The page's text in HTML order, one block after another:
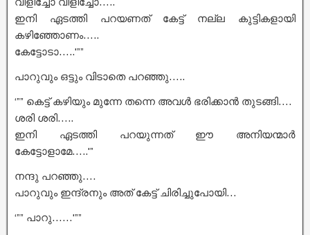
ഇനി ഏടത്തി പറയണത് കേട്ട് നല്ല കുട്ടികളായി
കഴിഞ്ഞോണം…..
കേട്ടോടാ…..'””
പാറുവും ഒട്ടും വിടാതെ പറഞ്ഞു…..
‘”” കെട്ട് കഴിയും മുന്നേ തന്നെ അവൾ ഭരിക്കാൻ തുടങ്ങി….
ശരി ശരി…..
ഇനി ഏടത്തി പറയുന്നത് ഈ അനിയന്മാർ
കേട്ടോളാമേ…..'”
നന്ദു പറഞ്ഞു….
പാറുവും ഇന്ദ്രനും അത് കേട്ട് ചിരിച്ചുപോയി…
‘”” പാറു……'””